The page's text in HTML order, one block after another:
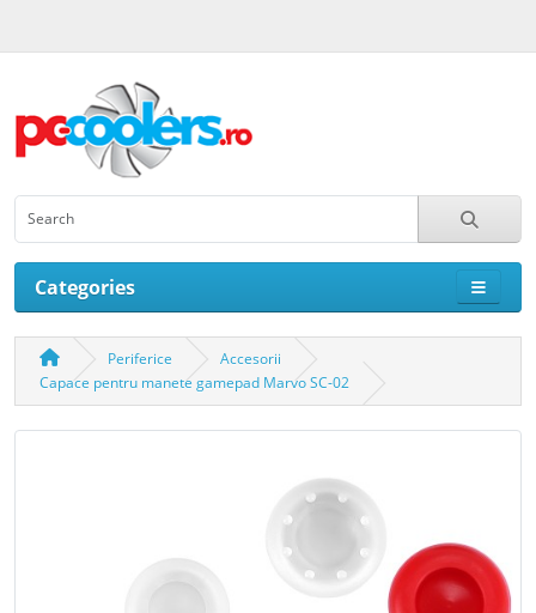
Categories
Periferice
Accesorii
Capace pentru manete gamepad Marvo SC-02